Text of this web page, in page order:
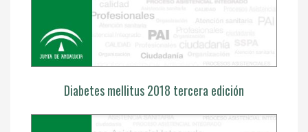
Diabetes mellitus 2018 tercera edición